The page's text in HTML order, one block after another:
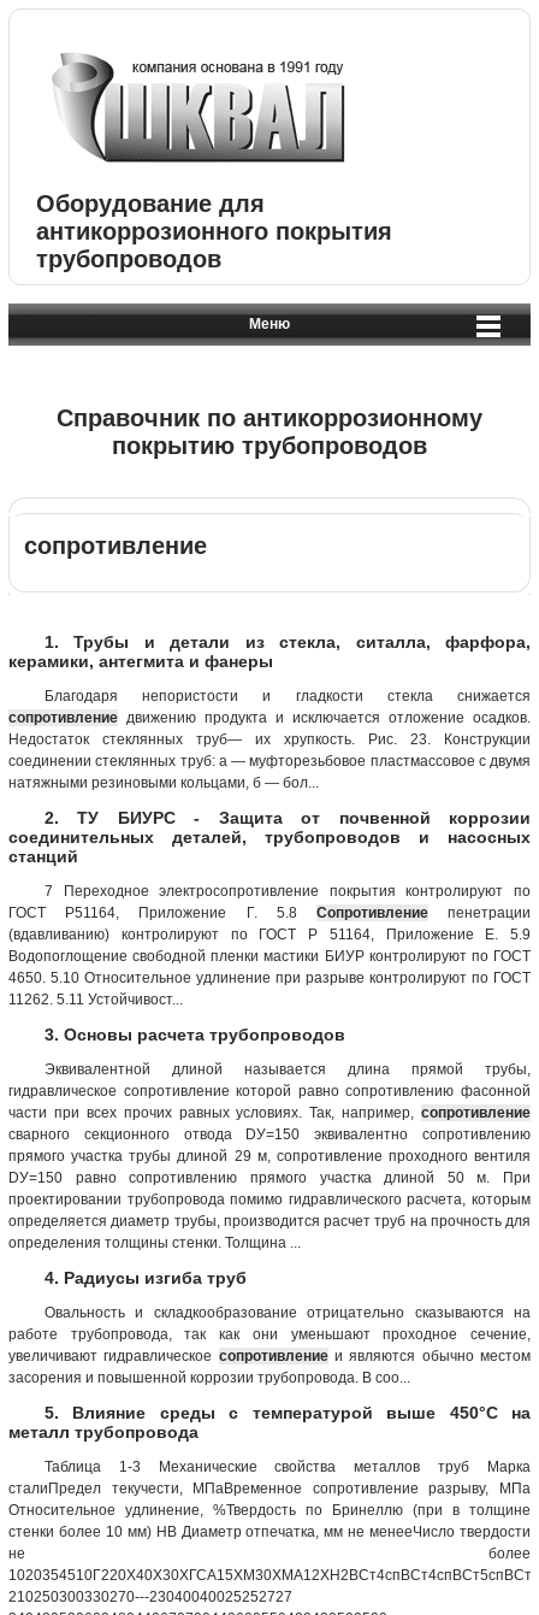
Оборудование для
антикоррозионного покрытия
трубопроводов
Меню
Справочник по антикоррозионному
покрытию трубопроводов
сопротивление
1. Трубы и детали из стекла, ситалла, фарфора,
керамики, антегмита и фанеры
Благодаря непористости и гладкости стекла снижается
сопротивление движению продукта и исключается отложение осадков.
Недостаток стеклянных труб— их хрупкость. Рис. 23. Конструкции
соединении стеклянных труб: а — муфторезьбовое пластмассовое с двумя
натяжными резиновыми кольцами, б — бол...
2. ТУ БИУРС - Защита от почвенной коррозии
соединительных деталей, трубопроводов и насосных
станций
7 Переходное электросопротивление покрытия контролируют по
ГОСТ Р51164, Приложение Г. 5.8 Сопротивлениепенетрации
(вдавливанию) контролируют по ГОСТ Р 51164, Приложение Е. 5.9
Водопоглощение свободной пленки мастики БИУР контролируют по ГОСТ
4650. 5.10 Относительное удлинение при разрыве контролируют по ГОСТ
11262. 5.11 Устойчивост...
3. Основы расчета трубопроводов
Эквивалентной длиной называется длина прямой трубы,
гидравлическое сопротивление которой равно сопротивлению фасонной
части при всех прочих равных условиях. Так, например, сопротивление
сварного секционного отвода DУ=150 эквивалентно сопротивлению
прямого участка трубы длиной 29 м, сопротивление проходного вентиля
DУ=150 равно сопротивлению прямого участка длиной 50 м. При
проектировании трубопровода помимо гидравлического расчета, которым
определяется диаметр трубы, производится расчет труб на прочность для
определения толщины стенки. Толщина ...
4. Радиусы изгиба труб
Овальность и складкообразование отрицательно сказываются на
работе трубопровода, так как они уменьшают проходное сечение,
увеличивают гидравлическое сопротивлениеи являются обычно местом
засорения и повышенной коррозии трубопровода. В соо...
5. Влияние среды с температурой выше 450°С на
металл трубопровода
Таблица 1-3 Механические свойства металлов труб Марка
сталиПредел текучести, МПаВременное сопротивление разрыву, МПа
Относительное удлинение, %Твердость по Бринеллю (при в толщине
стенки более 10 мм) HB Диаметр отпечатка, мм не менееЧисло твердости
не более
210250300330270---23040040025252727